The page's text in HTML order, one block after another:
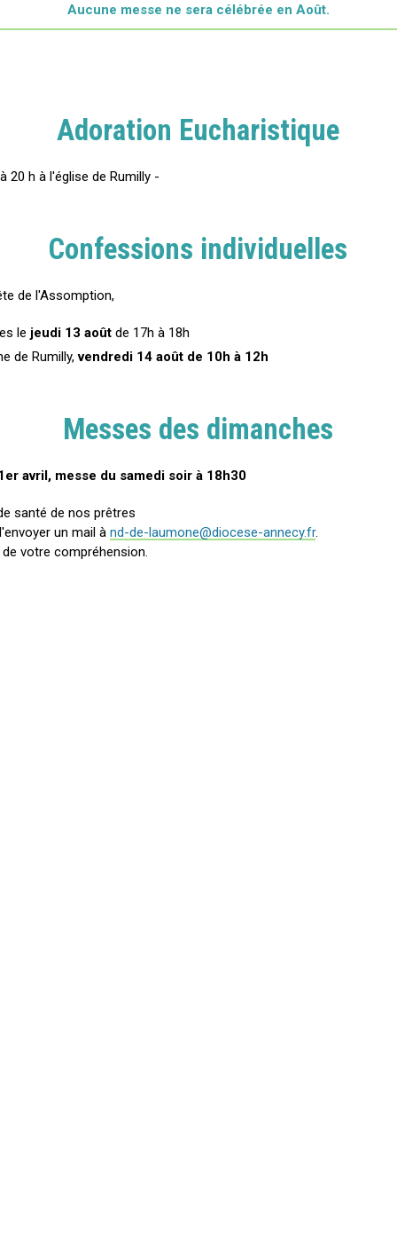
Aucune messe ne sera célébrée en Août.
Adoration Eucharistique
20 h à l'église de Rumilly -
Confessions individuelles
de l'Assomption,
le jeudi 13 août de 17h à 18h
de Rumilly,vendredi 14 août de 10h à 12h
Messes des dimanches
avril, messe du samedi soir à 18h30
santé de nos prêtres
un mail à nd-de-laumone@diocese-annecy.fr.
votre compréhension.